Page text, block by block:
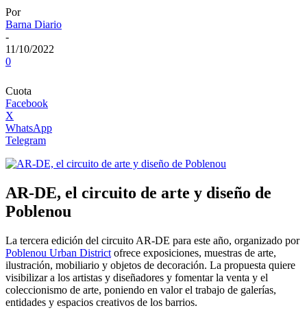
Por
Barna Diario
-
11/10/2022
0
Cuota
Facebook
X
WhatsApp
Telegram
AR-DE, el circuito de arte y diseño de
Poblenou
La tercera edición del circuito AR-DE para este año, organizado por
Poblenou Urban District ofrece exposiciones, muestras de arte,
ilustración, mobiliario y objetos de decoración. La propuesta quiere
visibilizar a los artistas y diseñadores y fomentar la venta y el
coleccionismo de arte, poniendo en valor el trabajo de galerías,
entidades y espacios creativos de los barrios.